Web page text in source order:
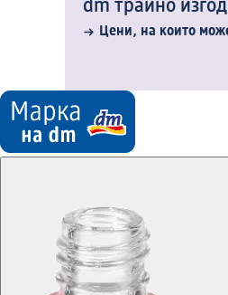
dm трайно
Цени, на които